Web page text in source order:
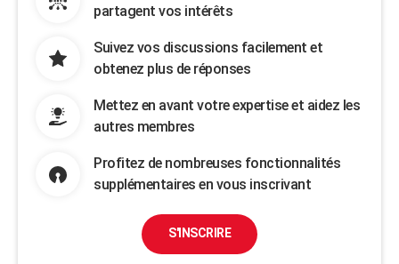
partagent vos intérêts
Suivez vos discussions facilement et
obtenez plus de réponses
Mettez en avant votre expertise et aidez les
autres membres
Profitez de nombreuses fonctionnalités
supplémentaires en vous inscrivant
S'INSCRIRE